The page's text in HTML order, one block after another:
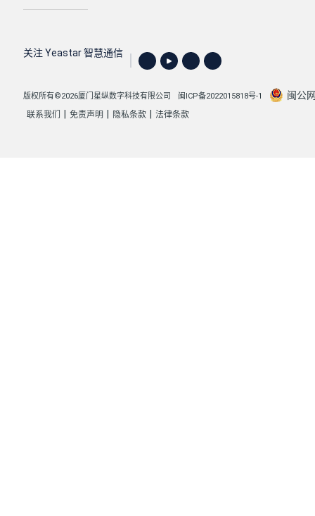
关注 Yeastar 智慧通信
版权所有©2026厦门星纵数字科技有限公司 闽ICP备2022015818号-1 闽公
联系我们 免责声明 隐私条款 法律条款